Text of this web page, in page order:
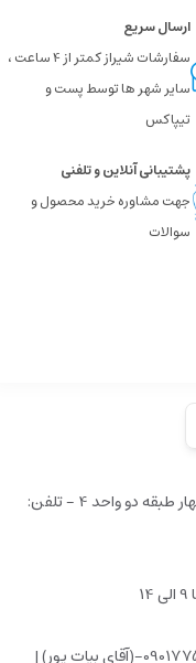
ارسال سریع
سفارشات شیراز کمتر از 4 ساعت ،
سایر شهر ها توسط پست و
تیپاکس
پشتیبانی آنلاین و تلفنی
جهت مشاوره خرید محصول و
سوالات
شیراز, خیابان ملاصدرا - کوچه 6 - ساختمان بهار طبقه دو واحد 4 - تلفن:
کارشناسان فروش: 09017755936-(آقای بیات پور) |